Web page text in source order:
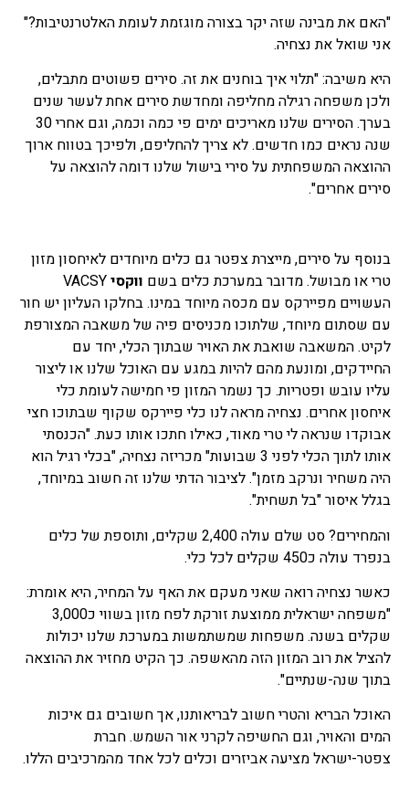
"האם את מבינה שזה יקר בצורה מוגזמת לעומת האלטרנטיבות?"
אני שואל את נצחיה.
היא משיבה: "תלוי איך בוחנים את זה. סירים פשוטים מתבלים,
ולכן משפחה רגילה מחליפה ומחדשת סירים אחת לעשר שנים
בערך. הסירים שלנו מאריכים ימים פי כמה וכמה, וגם אחרי 30
שנה נראים כמו חדשים. לא צריך להחליפם, ולפיכך בטווח ארוך
ההוצאה המשפחתית על סירי בישול שלנו דומה להוצאה על
סירים אחרים".
בנוסף על סירים, מייצרת צפטר גם כלים מיוחדים לאיחסון מזון
טרי או מבושל. מדובר במערכת כלים בשם ווקסיVACSY
העשויים מפיירקס עם מכסה מיוחד במינו. בחלקו העליון יש חור
עם שסתום מיוחד, שלתוכו מכניסים פיה של משאבה המצורפת
לקיט. המשאבה שואבת את האויר שבתוך הכלי, יחד עם
החיידקים, ומונעת מהם להיות במגע עם האוכל שלנו או ליצור
עליו עובש ופטריות. כך נשמר המזון פי חמישה לעומת כלי
איחסון אחרים. נצחיה מראה לנו כלי פיירקס שקוף שבתוכו חצי
אבוקדו שנראה לי טרי מאוד, כאילו חתכו אותו כעת. "הכנסתי
אותו לתוך הכלי לפני 3 שבועות" מכריזה נצחיה, "בכלי רגיל הוא
היה משחיר ונרקב מזמן". לציבור הדתי שלנו זה חשוב במיוחד,
בגלל איסור "בל תשחית".
והמחירים? סט שלם עולה 2,400 שקלים, ותוספת של כלים
בנפרד עולה כ450 שקלים לכל כלי.
כאשר נצחיה רואה שאני מעקם את האף על המחיר, היא אומרת:
"משפחה ישראלית ממוצעת זורקת לפח מזון בשווי כ3,000
שקלים בשנה. משפחות שמשתמשות במערכת שלנו יכולות
להציל את רוב המזון הזה מהאשפה. כך הקיט מחזיר את ההוצאה
בתוך שנה-שנתיים".
האוכל הבריא והטרי חשוב לבריאותנו, אך חשובים גם איכות
המים והאויר, וגם החשיפה לקרני אור השמש. חברת
צפטר-ישראל מציעה אביזרים וכלים לכל אחד מהמרכיבים הללו.